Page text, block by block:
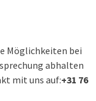
Möglichkeiten bei
abhalten
mit uns auf:+31 76